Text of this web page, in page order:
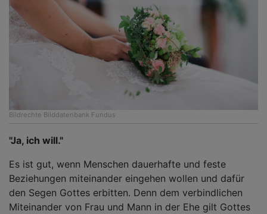
Bildrechte Bilddatenbank Fundus
"Ja, ich will."
Es ist gut, wenn Menschen dauerhafte und feste
Beziehungen miteinander eingehen wollen und dafür
den Segen Gottes erbitten. Denn dem verbindlichen
Miteinander von Frau und Mann in der Ehe gilt Gottes